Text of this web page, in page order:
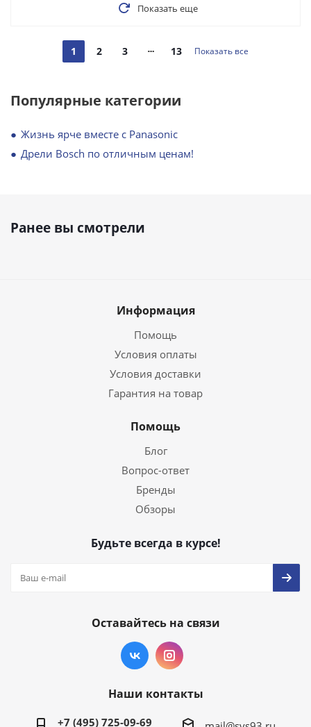
Показать еще
1 2 3 13 Показать все
Популярные категории
Жизнь ярче вместе с Panasonic
Дрели Bosch по отличным ценам!
Ранее вы смотрели
Информация
Помощь
Условия оплаты
Условия доставки
Гарантия на товар
Помощь
Блог
Вопрос-ответ
Бренды
Обзоры
Будьте всегда в курсе!
Оставайтесь на связи
Наши контакты
+7 (495) 725-09-69